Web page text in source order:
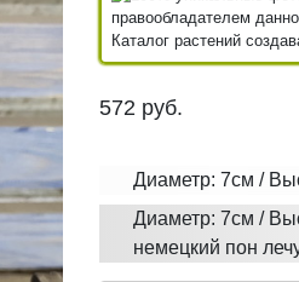
правообладателем
Каталог растений
572 руб.
Диаметр: 7см /
Диаметр: 7см /
немецкий пон